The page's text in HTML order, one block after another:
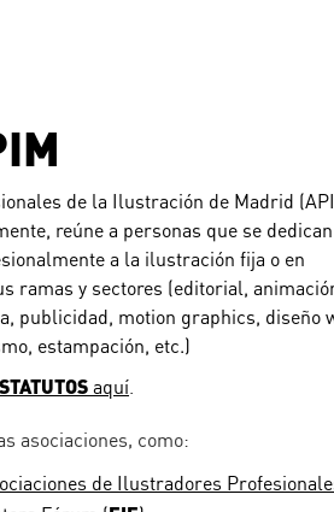
de la Ilustración de Madrid
reúne a personas que se
a la ilustración fija o en
ramas y sectores (editorial,
publicidad, motion graphics, diseño
estampación, etc.)
aquí.
asociaciones, como:
de Ilustradores